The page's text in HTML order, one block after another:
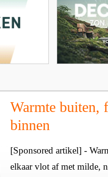
Warmte buiten,
binnen
[Sponsored artikel] -
elkaar vlot af met milde,